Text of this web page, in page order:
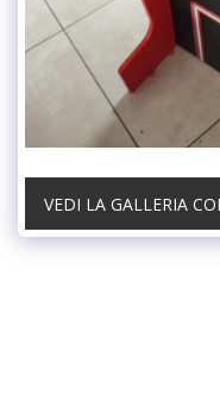
VEDI LA GALLERIA